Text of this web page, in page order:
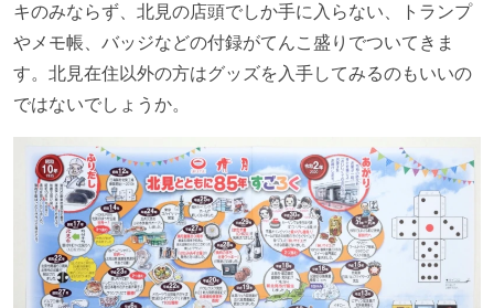
キのみならず、北見の店頭でしか手に入らない、トランプ
やメモ帳、バッジなどの付録がてんこ盛りでついてきま
す。北見在住以外の方はグッズを入手してみるのもいいの
ではないでしょうか。